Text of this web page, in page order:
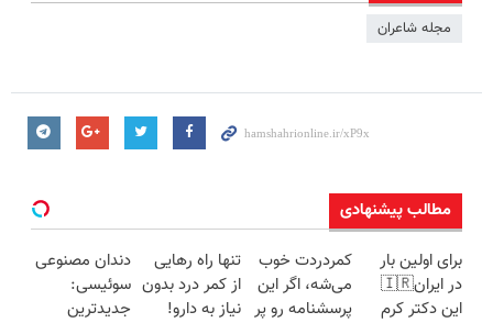
مجله شاعران
مطالب پیشنهادی
برای اولین بار
در ایران🇮🇷
این دکتر کرم
کمردردت خوب
می‌شه، اگر این
پرسشنامه رو پر
تنها راه رهایی
از کمر درد بدون
نیاز به دارو!
دندان مصنوعی
سوئیسی:
جدیدترین